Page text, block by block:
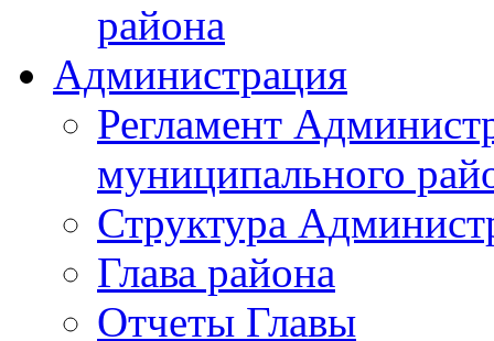
района
Администрация
Регламент
муниципального
Структура
Глава района
Отчеты Главы